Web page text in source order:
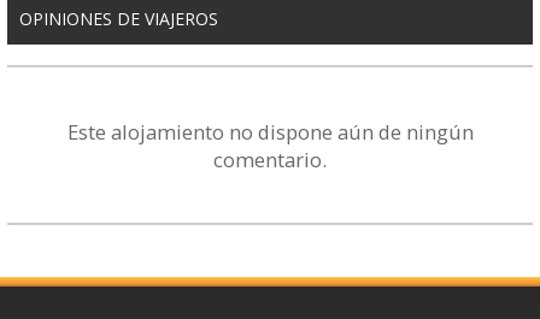
OPINIONES DE VIAJEROS
Este alojamiento no dispone aún de ningún
comentario.